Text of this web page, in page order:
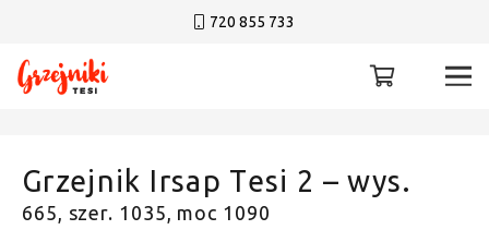
720 855 733
Grzejnik Irsap Tesi 2 – wys.
665, szer. 1035, moc 1090